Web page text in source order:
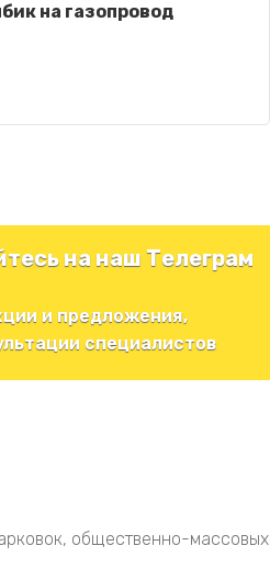
на газопровод
на наш Телеграм
и предложения,
специалистов
общественно-массовых